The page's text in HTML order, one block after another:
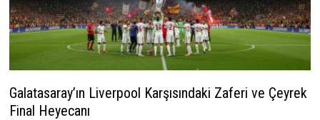
Galatasaray’ın Liverpool Karşısındaki Zaferi ve Çeyrek
Final Heyecanı